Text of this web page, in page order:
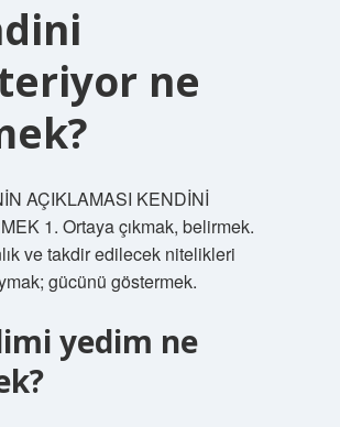
ne
AÇIKLAMASI KENDİNİ
1. Ortaya çıkmak, belirmek.
ve takdir edilecek nitelikleri
gücünü göstermek.
yedim ne